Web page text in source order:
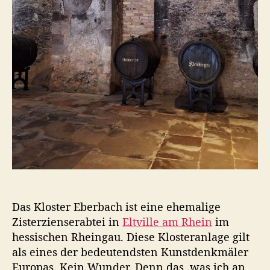
s
d
a
t
u
m
c
h
:
D
i
e
G
s
c
h
i
c
e
d
e
s
Das Kloster Eberbach ist eine ehemalige
Zisterzienserabtei in Eltville am Rhein im
hessischen Rheingau. Diese Klosteranlage gilt
als eines der bedeutendsten Kunstdenkmäler
Europas. Kein Wunder. Denn das, was ich an